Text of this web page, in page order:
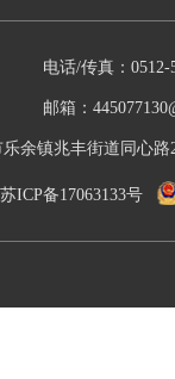
电话/传真：0512-
邮箱：
余镇兆丰街道同心路
苏ICP备17063133号